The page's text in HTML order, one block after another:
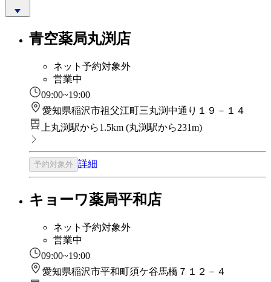
青空薬局丸渕店
ネット予約対象外
営業中
09:00~19:00
愛知県稲沢市祖父江町三丸渕中通り１９－１４
上丸渕駅から1.5km (丸渕駅から231m)
予約対象外 詳細
キョーワ薬局平和店
ネット予約対象外
営業中
09:00~19:00
愛知県稲沢市平和町須ケ谷馬橋７１２－４